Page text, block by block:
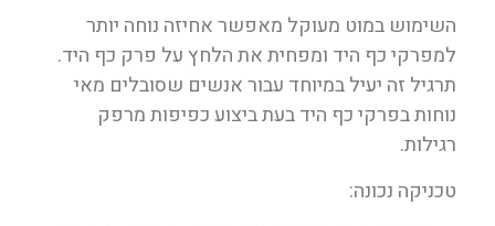
השימוש במוט מעוקל מאפשר אחיזה נוחה יותר
למפרקי כף היד ומפחית את הלחץ על פרק כף היד.
תרגיל זה יעיל במיוחד עבור אנשים שסובלים מאי
נוחות בפרקי כף היד בעת ביצוע כפיפות מרפק
רגילות.
טכניקה נכונה: